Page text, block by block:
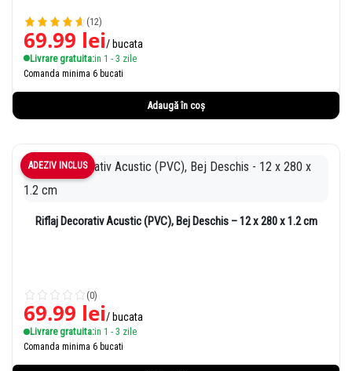
(12)
69.99 lei/ bucata
Livrare gratuita:in 1 - 3 zile
Comanda minima 6 bucati
Adaugă în coș
ADEZIV INCLUS
Riflaj Decorativ Acustic (PVC), Bej Deschis – 12 x 280 x 1.2 cm
(0)
69.99 lei/ bucata
Livrare gratuita:in 1 - 3 zile
Comanda minima 6 bucati